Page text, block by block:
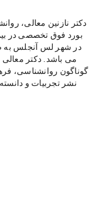
دکتر نازنین معالی،
بورد فوق تخصصی در
در شهر لس آنجلس به
می باشد. دکتر معالی
گوناگون روانشناسی،
نشر تجربیات و